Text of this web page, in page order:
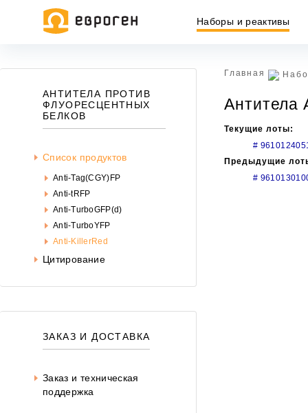
Наборы и реактивы
АНТИТЕЛА ПРОТИВ
ФЛУОРЕСЦЕНТНЫХ
БЕЛКОВ
Список продуктов
Anti-Tag(CGY)FP
Anti-tRFP
Anti-TurboGFP(d)
Anti-TurboYFP
Anti-KillerRed
Цитирование
ЗАКАЗ И ДОСТАВКА
Заказ и техническая
поддержка
Главная
Антитела
Текущие лоты:
#
Предыдущие
#
Информация, представленная на сайте, носит
437 ГК РФ.
Окончательная цена товара указывается в документе на